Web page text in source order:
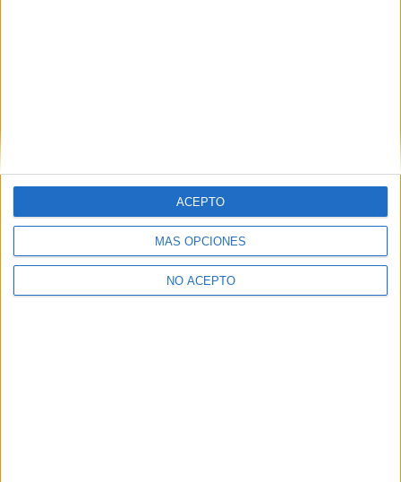
MÁS OPCIONES
NO ACEPTO
ACEPTO
Estudiar Enfermería